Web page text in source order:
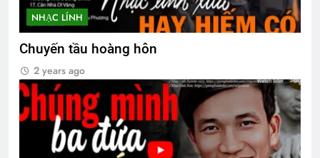
NHẠC LÍNH
Chuyến tầu hoàng hôn
2 years ago